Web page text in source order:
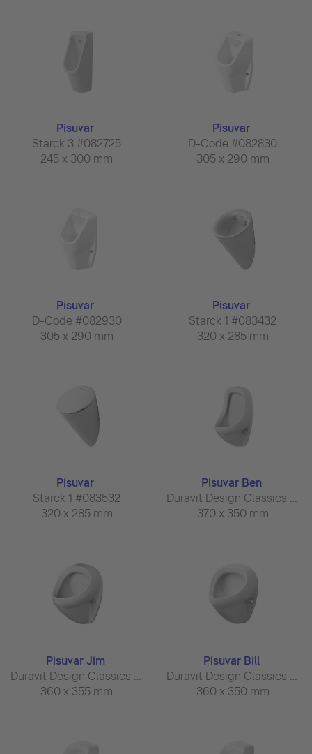
Pisuvar
Starck 3 #082725
245 x 300 mm
Pisuvar
D-Code #082830
305 x 290 mm
Pisuvar
D-Code #082930
305 x 290 mm
Pisuvar
Starck 1 #083432
320 x 285 mm
Pisuvar
Starck 1 #083532
320 x 285 mm
Pisuvar Ben
Duravit Design Classics #084737
370 x 350 mm
Pisuvar Jim
Duravit Design Classics #085035
360 x 355 mm
Pisuvar Bill
Duravit Design Classics #085135
360 x 350 mm